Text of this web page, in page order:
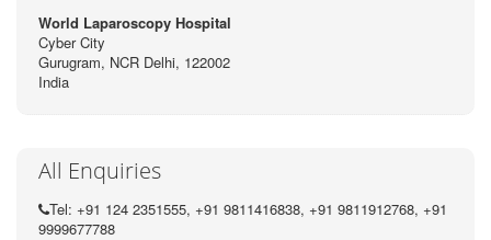
World Laparoscopy Hospital
Cyber City
Gurugram, NCR Delhi, 122002
India
All Enquiries
Tel: +91 124 2351555, +91 9811416838, +91 9811912768, +91
9999677788